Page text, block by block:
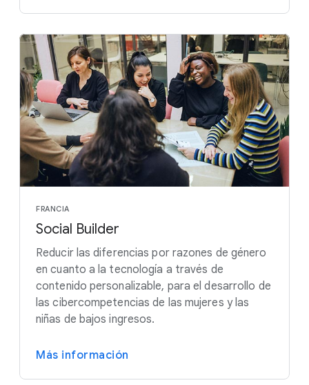
FRANCIA
Social Builder
Reducir las diferencias por razones de género
en cuanto a la tecnología a través de
contenido personalizable, para el desarrollo de
las cibercompetencias de las mujeres y las
niñas de bajos ingresos.
Más información